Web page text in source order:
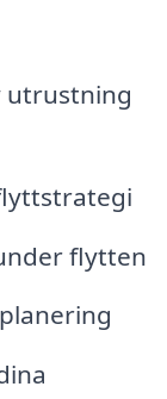
utrustning
flytten